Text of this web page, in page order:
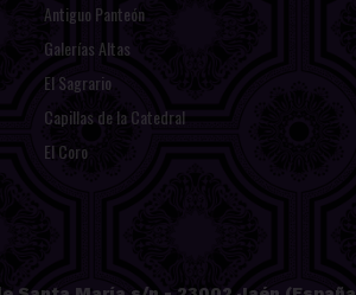
Antiguo Panteón
Galerías Altas
El Sagrario
Capillas de la Catedral
El Coro